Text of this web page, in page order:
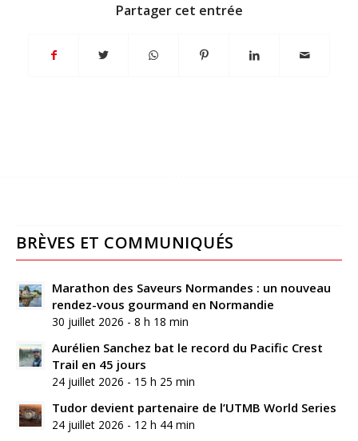
Partager cet entrée
BRÈVES ET COMMUNIQUÉS
Marathon des Saveurs Normandes : un nouveau
rendez-vous gourmand en Normandie
30 juillet 2026 - 8 h 18 min
Aurélien Sanchez bat le record du Pacific Crest
Trail en 45 jours
24 juillet 2026 - 15 h 25 min
Tudor devient partenaire de l’UTMB World Series
24 juillet 2026 - 12 h 44 min